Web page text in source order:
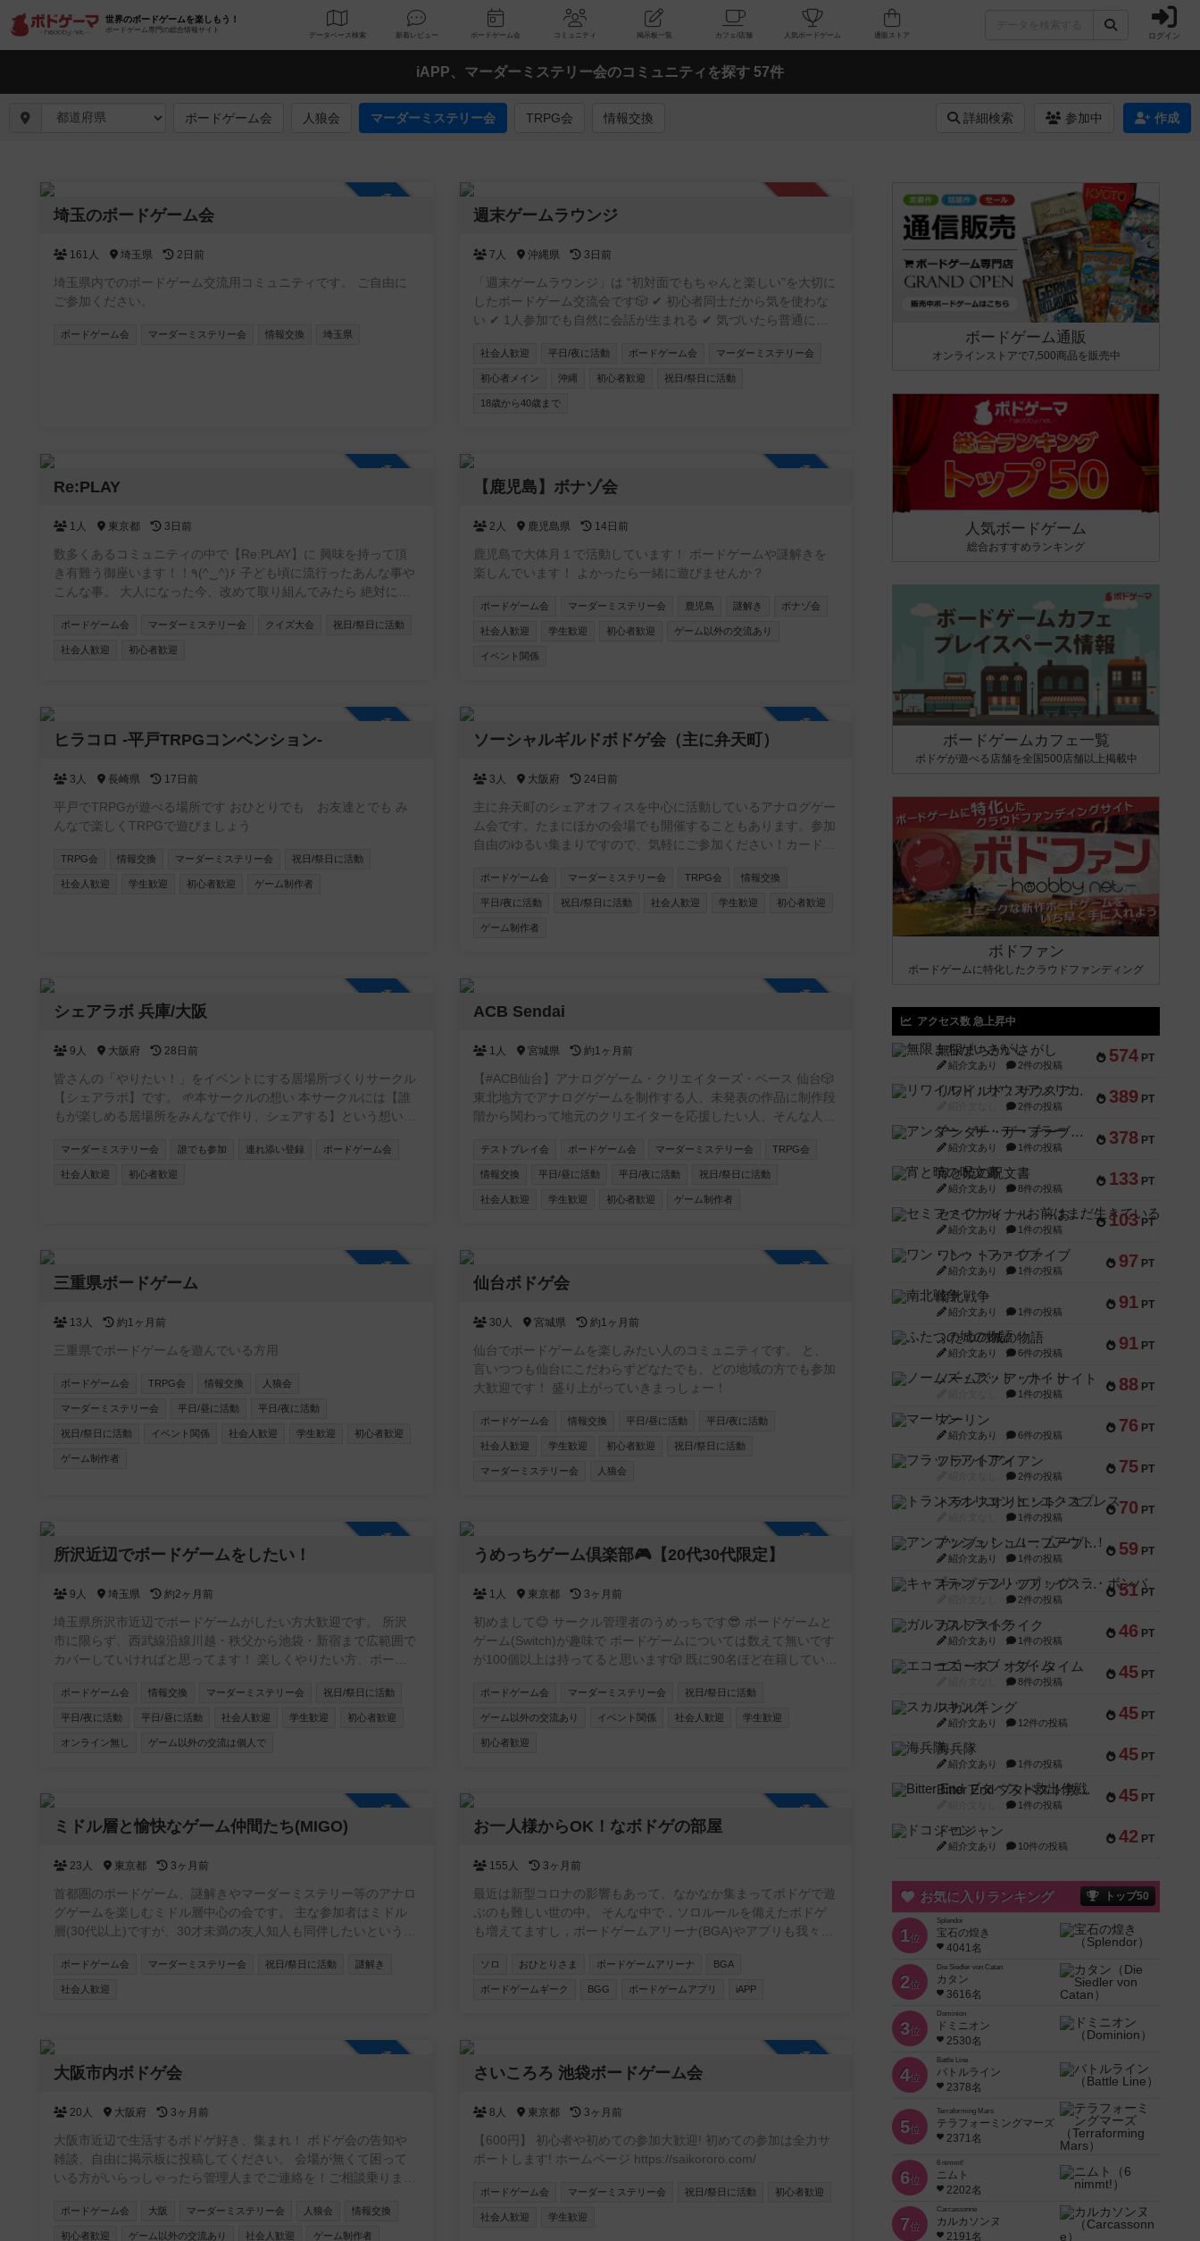
世界のボードゲームを楽しもう！
ボードゲーム専門の総合情報サイト
データベース 検索 新着レビュー ボードゲーム会 コミュニティ 掲示板一覧 カフェ/店舗 人気ボードゲーム ログイン
iAPP、マーダーミステリー会のコミュニティを探す 57件
ボードゲーム会 人狼会 マーダーミステリー会 TRPG会 情報交換 詳細検索 参加中 作成
埼玉のボードゲーム会
161人 埼玉県 2日前
埼玉県内でのボードゲーム交流用コミュニティです。 ご自由に
ご参加ください。
ボードゲーム会 マーダーミステリー会 情報交換 埼玉県
週末ゲームラウンジ
7人 沖縄県 3日前
「週末ゲームラウンジ」は “初対面でもちゃんと楽しい”を大切に
したボードゲーム交流会です🎲 ✔ 初心者同士だから気を使わな
い ✔ 1人参加でも自然に会話が生まれる ✔ 気づいたら普通に笑
20〜30代中心で、特に“新しい友達がほしい社会人”にぴったり。
「ボドゲやったことないけど大丈夫？」 → むしろそういう人の
ニティ内の掲示板もしくは公式LINEからお願いいたします😸
社会人歓迎 平日/夜に活動 ボードゲーム会 マーダーミステリー会
初心者メイン 沖縄 初心者歓迎 祝日/祭日に活動
18歳から40歳まで
Re:PLAY
1人 東京都 3日前
数多くあるコミュニティの中で【Re:PLAY】に 興味を持って頂
き有難う御座います！！٩(^‿^)۶ 子ども頃に流行ったあんな事や
こんな事。 大人になった今、改めて取り組んでみたら 絶対に面
ティです！！ 主に懐かしい遊びや、 流行ってはいたけど結局や
れずじまいだったこと、 あの当時TVで観ていた世界など(o^^o)
会場によって行っていきます！ イベント初心者大歓迎！ 気軽に
参加して 横の繋がりを作って貰えたら（＾Ｏ＾☆♪ 基本的に利益
ば 残りは次のイベントの新しいボドゲを購入したり 何かのイベ
る 環境を作って行きたいと思っております！
ボードゲーム会 マーダーミステリー会 クイズ大会 祝日/祭日に活動
社会人歓迎 初心者歓迎
【鹿児島】ボナゾ会
2人 鹿児島県 14日前
鹿児島で大体月１で活動しています！ ボードゲームや謎解きを
楽しんでいます！ よかったら一緒に遊びませんか？
ボードゲーム会 マーダーミステリー会 鹿児島 謎解き ボナゾ会
社会人歓迎 学生歓迎 初心者歓迎 ゲーム以外の交流あり
イベント関係
ヒラコロ -平戸TRPGコンベンション-
3人 長崎県 17日前
平戸でTRPGが遊べる場所です おひとりでも お友達とでも み
んなで楽しくTRPGで遊びましょう
TRPG会 情報交換 マーダーミステリー会 祝日/祭日に活動
社会人歓迎 学生歓迎 初心者歓迎 ゲーム制作者
ソーシャルギルドボドゲ会（主に弁天町）
3人 大阪府 24日前
主に弁天町のシェアオフィスを中心に活動しているアナログゲー
ム会です。たまにほかの会場でも開催することもあります。参加
自由のゆるい集まりですので、気軽にご参加ください！カードゲ
開催しています。一緒に企画してくれる仲間も募集中です。
ボードゲーム会 マーダーミステリー会 TRPG会 情報交換
平日/夜に活動 祝日/祭日に活動 社会人歓迎 学生歓迎 初心者歓迎
ゲーム制作者
シェアラボ 兵庫/大阪
9人 大阪府 28日前
皆さんの「やりたい！」をイベントにする居場所づくりサークル
【シェアラボ】です。 🌱本サークルの想い 本サークルには【誰
もが楽しめる居場所をみんなで作り、シェアする】という想いが
気づくりをしてくれるおかげで、毎回和気あいあいとしたイベン
トになってます！ 20代、30代、子供連れ、外国の方など様々な
マーダーミステリー会 誰でも参加 連れ添い登録 ボードゲーム会
社会人歓迎 初心者歓迎
ACB Sendai
1人 宮城県 約1ヶ月前
【#ACB仙台】アナログゲーム・クリエイターズ・ベース 仙台🎲
東北地方でアナログゲームを制作する人、未発表の作品に制作段
階から関わって地元のクリエイターを応援したい人、そんな人達
ィ!!
テストプレイ会 ボードゲーム会 マーダーミステリー会 TRPG会
情報交換 平日/昼に活動 平日/夜に活動 祝日/祭日に活動
社会人歓迎 学生歓迎 初心者歓迎 ゲーム制作者
三重県ボードゲーム
13人 約1ヶ月前
三重県でボードゲームを遊んでいる方用
ボードゲーム会 TRPG会 情報交換 人狼会
マーダーミステリー会 平日/昼に活動 平日/夜に活動
祝日/祭日に活動 イベント関係 社会人歓迎 学生歓迎 初心者歓迎
ゲーム制作者
仙台ボドゲ会
30人 宮城県 約1ヶ月前
仙台でボードゲームを楽しみたい人のコミュニティです。 と、
言いつつも仙台にこだわらずどなたでも、どの地域の方でも参加
大歓迎です！ 盛り上がっていきまっしょー！
ボードゲーム会 情報交換 平日/昼に活動 平日/夜に活動
社会人歓迎 学生歓迎 初心者歓迎 祝日/祭日に活動
マーダーミステリー会 人狼会
所沢近辺でボードゲームをしたい！
9人 埼玉県 約2ヶ月前
埼玉県所沢市近辺でボードゲームがしたい方大歓迎です。 所沢
市に限らず、西武線沿線川越・秩父から池袋・新宿まで広範囲で
カバーしていければと思ってます！ 楽しくやりたい方、ボード
方、是非お入りください！ 逆にご飯とか飲みとかそういうこと
はするつもりありません。 仲良くなったなら是非どうぞ！とい
ボードゲーム会 情報交換 マーダーミステリー会 祝日/祭日に活動
平日/夜に活動 平日/昼に活動 社会人歓迎 学生歓迎 初心者歓迎
オンライン無し ゲーム以外の交流は個人で
うめっちゲーム倶楽部🎮【20代30代限定】
1人 東京都 3ヶ月前
初めまして😊 サークル管理者のうめっちです😎 ボードゲームと
ゲーム(Switch)が趣味で ボードゲームについては数えて無いです
が100個以上は持ってると思います🎲 既に90名ほど在籍している
らでも サークルを作らせて頂きました✨ 皆さんお喋り好きな方
が多いので黙々とゲームをやりたい方よりワイワイ会話しながら
🆖 宗教勧誘🆖 ビジネス勧誘🆖 連絡先の強要行為🆖
ボードゲーム会 マーダーミステリー会 祝日/祭日に活動
ゲーム以外の交流あり イベント関係 社会人歓迎 学生歓迎
初心者歓迎
ミドル層と愉快なゲーム仲間たち(MIGO)
23人 東京都 3ヶ月前
首都圏のボードゲーム、謎解きやマーダーミステリー等のアナロ
グゲームを楽しむミドル層中心の会です。 主な参加者はミドル
層(30代以上)ですが、30才未満の友人知人も同伴したいという方
しました。 主に大人数ゲームやテーマ(隠匿、クトゥルフ等)会の
ように会場や人数に制限があるイベントを企画しています。 マ
ミドル層(30-50代)限定のオープン会については、別コミュニテ
ィの「東京ミドル層会」をご利用ください。 ※参加資格 ・満18
才以上 ・未成年(18才未満)は保護者(証明書を提示して貰う場合
良識ある大人が純粋にゲームを楽しむ会です。出会いやビジネス
目的の勧誘行為、相手の連絡先を聞く行為は一切禁止です。 ・
連絡のないキャンセル(No Show)は即時退会とし、以後主催者主
催のイベントに参加を禁止します
ボードゲーム会 マーダーミステリー会 祝日/祭日に活動 謎解き
社会人歓迎
お一人様からOK！なボドゲの部屋
155人 3ヶ月前
最近は新型コロナの影響もあって、なかなか集まってボドゲで遊
ぶのも難しい世の中。 そんな中で，ソロルールを備えたボドゲ
も増えてますし，ボードゲームアリーナ(BGA)やアプリも我々の
game geek(BGG)には2人からのゲームを1人で遊べるよう，自作
ルールを公開している方まで居ます。 お互いにお一人様からで
ソロ おひとりさま ボードゲームアリーナ BGA
ボードゲームギーク BGG ボードゲームアプリ iAPP
大阪市内ボドゲ会
20人 大阪府 3ヶ月前
大阪市近辺で生活するボドゲ好き、集まれ！ ボドゲ会の告知や
雑談、自由に掲示板に投稿してください。 会場が無くて困って
いる方がいらっしゃったら管理人までご連絡を！ご相談乗りま
ボードゲーム会 大阪 マーダーミステリー会 人狼会 情報交換
初心者歓迎 ゲーム以外の交流あり 社会人歓迎 ゲーム制作者
さいころろ 池袋ボードゲーム会
8人 東京都 3ヶ月前
【600円】 初心者や初めての参加大歓迎! 初めての参加は全力サ
ポートします! ホームページ https://saikororo.com/
ボードゲーム会 マーダーミステリー会 祝日/祭日に活動 初心者歓迎
社会人歓迎 学生歓迎
ボードゲーム通販
オンラインストアで7,500商品を販売中
人気ボードゲーム
総合おすすめランキング
ボードゲームカフェ一覧
ボドゲが遊べる店舗を全国500店舗以上掲載中
ボドファン
ボードゲームに特化したクラウドファンディング
アクセス数 急上昇中
574 PT
無限まちがいさがし
紹介文あり 2件の投稿
389 PT
リワイルド：サウスアメリカ
2件の投稿
378 PT
アンダー・ザ・テーブラー
紹介文あり 1件の投稿
133 PT
宵と暁の呪文書
紹介文あり 8件の投稿
103 PT
セミファイナル ～お前はまだ生きている～
紹介文あり 1件の投稿
97 PT
ワン・トゥ・ファイブ
紹介文あり 1件の投稿
91 PT
南北戦争
紹介文あり 1件の投稿
91 PT
ふたつの城の物語
紹介文あり 6件の投稿
88 PT
ノームズ・アット・ナイト
1件の投稿
76 PT
マーリン
紹介文あり 6件の投稿
75 PT
フラットアイアン
2件の投稿
70 PT
トランスオリエント・エクスプレス
1件の投稿
59 PT
アンブッシュ！：ムーブアウト！
紹介文あり 1件の投稿
51 PT
キャプテン・フリップ：イスラ・ボンバ
2件の投稿
46 PT
ガルフストライク
紹介文あり 1件の投稿
45 PT
エコーズ・オブ・タイム
8件の投稿
45 PT
スカルキング
紹介文あり 12件の投稿
45 PT
海兵隊
紹介文あり 1件の投稿
45 PT
Bitter End ブタペスト救出作戦
1件の投稿
42 PT
ドコジャン
紹介文あり 10件の投稿
お気に入りランキング トップ50
1位
Splendor
宝石の煌き
4041名
2位
Die Siedler von Catan
カタン
3616名
3位
Dominion
ドミニオン
2530名
4位
Battle Line
バトルライン
2378名
5位
Terraforming Mars
テラフォーミングマーズ
2371名
6位
6 nimmt!
ニムト
2202名
7位
Carcassonne
カルカソンヌ
2191名